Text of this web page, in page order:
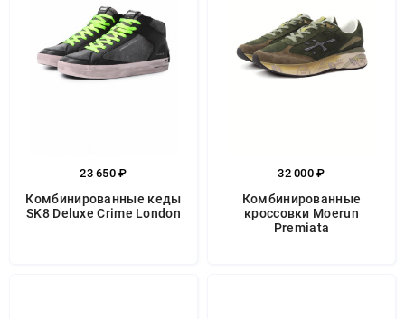
23 650 ₽
Комбинированные кеды
SK8 Deluxe Crime London
32 000 ₽
Комбинированные
кроссовки Moerun
Premiata